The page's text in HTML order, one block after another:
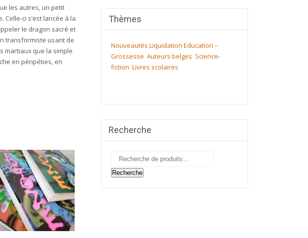
les autres, un petit
ci s’est lancée à la
le dragon sacré et
transformiste usant de
martiaux que la simple
en péripéties, en
Thèmes
Nouveautés Liquidation Education –
Grossesse Auteurs belges Science-
fiction Livres scolaires
Recherche
Recherche
pour :
Recherche